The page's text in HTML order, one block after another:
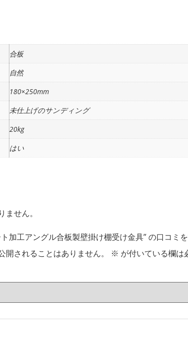
合板
自然
180×250mm
未仕上げのサンディング
20kg
はい
ません。
加工アングル合板製壁掛け棚受け金具” の口コミ
開されることはありません。
※ が付いている欄は